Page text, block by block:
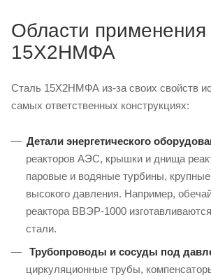
Области применения
15Х2НМФА
Сталь 15Х2НМФА из-за своих свойств
самых ответственных конструкциях:
Детали энергетического
реакторов АЭС, крышки и днища
паровые и водяные турбины,
высокого давления. Например,
реактора ВВЭР-1000
стали.
Трубопроводы и сосуды под
циркуляционные трубы,